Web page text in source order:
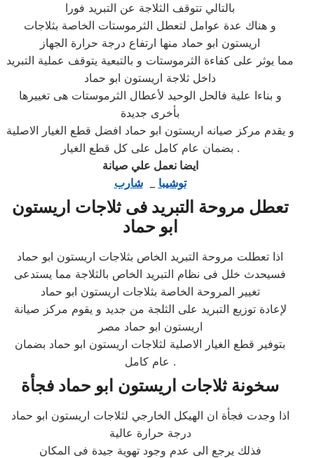
بالتالي تتوقف الثلاجة عن التبريد فورا
و هناك عدة عوامل لتعطل الثرموستات الخاصة بثلاجات
اريستون ابو حماد منها ارتفاع درجة حرارة الجهاز
مما يوثر على كفاءة الثرموستات و بالتبعية يتوقف عملية التبريد
داخل ثلاجة اريستون ابو حماد
و بناءا علية فالحل الوحيد لأعطال الثرموستات هى تغييرها
بأخرى جديدة
و يقدم مركز صيانه اريستون ابو حماد افضل قطع الغيار الاصلية
بضمان عام كامل على كل قطع الغيار .
ايضا نعمل علي صيانة
توشيبا _شارب
تعطل مروحة التبريد فى ثلاجات اريستون
ابو حماد
اذا تعطلت مروحة التبريد الخاص بثلاجات اريستون ابو حماد
فسيحدث خلل فى نظام التبريد الخاص بالثلاجة مما يستدعى
تغيير المروحة الخاصة بثلاجات اريستون ابو حماد
لإعادة توزيع التبريد على الثلجة من جديد و يقوم مركز صيانة
اريستون ابو حماد مصر
بتوفير قطع الغيار الاصلية لثلاجات اريستون ابو حماد بضمان
عام كامل .
سخونة ثلاجات اريستون ابو حماد فجأة
اذا وجدت فجأة ان الهيكل الخارجي لثلاجات اريستون ابو حماد
درجة حرارة عالية
فذلك يرجع الى عدم وجود تهوية جيدة فى المكان